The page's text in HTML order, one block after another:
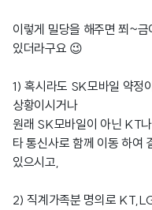
이렇게 밀당을 해주면 쬐~
있더라구요 😉
1) 혹시라도 SK모바일 약정
상황이시거나
원래 SK모바일이 아닌 KT
타 통신사로 함께 이동 하여
있으시고,
2) 직계가족분 명의로